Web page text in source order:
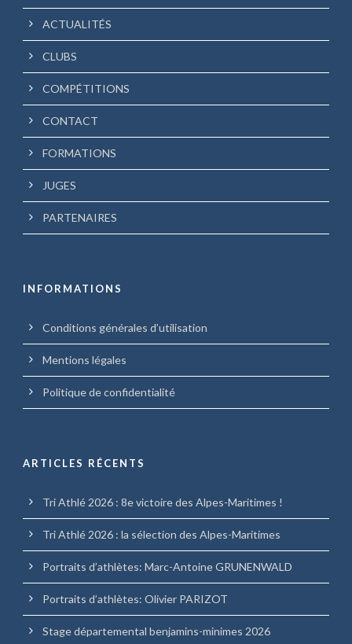
ACTUALITÉS
CLUBS
COMPÉTITIONS
CONTACT
FORMATIONS
JUGES
PARTENAIRES
INFORMATIONS
Conditions générales d’utilisation
Mentions légales
Politique de confidentialité
ARTICLES RÉCENTS
Tri Athlé 2026 : 8e victoire des Alpes-Maritimes !
Tri Athlé 2026 : la sélection des Alpes-Maritimes
Portraits d’athlètes: Marc-Antoine GRUNENWALD
Portraits d’athlètes: Olivier PARIZOT
Stage départemental benjamins-minimes 2026